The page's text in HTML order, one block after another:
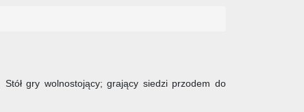
gry wolnostojący; grający siedzi przodem do